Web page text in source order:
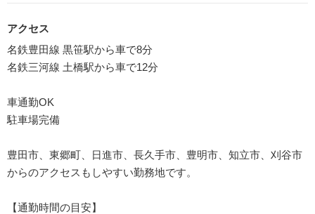
アクセス
名鉄豊田線 黒笹駅から車で8分
名鉄三河線 土橋駅から車で12分
車通勤OK
駐車場完備
豊田市、東郷町、日進市、長久手市、豊明市、知立市、刈谷市
からのアクセスもしやすい勤務地です。
【通勤時間の目安】